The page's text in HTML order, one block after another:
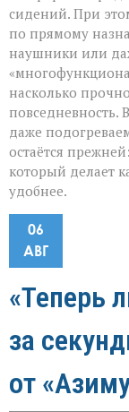
сидений. При
по прямому
наушники или
насколько
повседневность.
даже
остаётся
который делает
удобнее.
06
АВГ
«Теперь
за
от